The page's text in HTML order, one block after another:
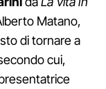
Matano,
di tornare a
cui,